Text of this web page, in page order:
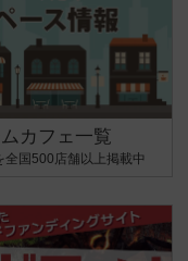
カフェ一覧
全国500店舗以上掲載中